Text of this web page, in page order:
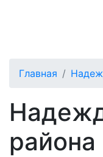
Главная
района